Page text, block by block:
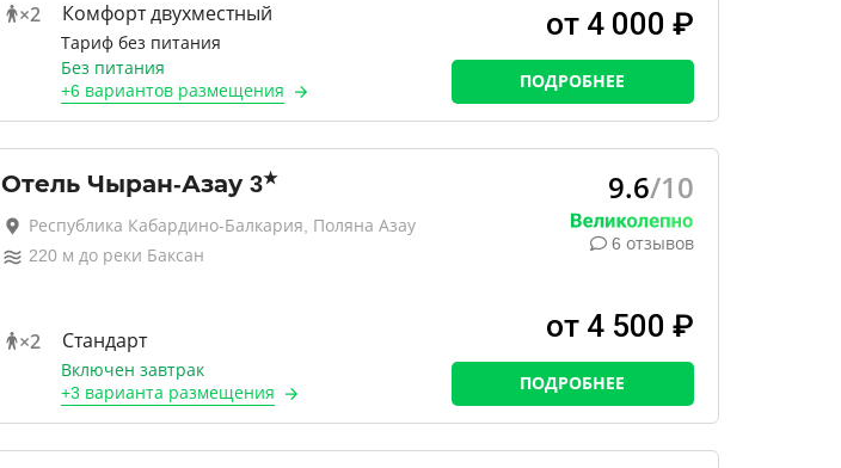
×2 Комфорт двухместный
Тариф без питания
Без питания
+6 вариантовразмещения
от 4 000 ₽
ПОДРОБНЕЕ
Отель Чыран-Азау 3★
Республика Кабардино-Балкария, Поляна Азау
220 м до реки Баксан
×2 Стандарт
Включен завтрак
+3 варианта размещения
9.6/10
6 отзывов
от 4 500 ₽
ПОДРОБНЕЕ